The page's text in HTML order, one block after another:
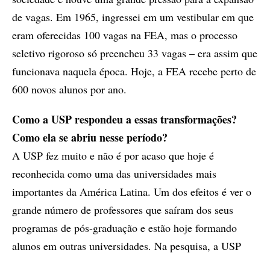
de vagas. Em 1965, ingressei em um vestibular em que
eram oferecidas 100 vagas na FEA, mas o processo
seletivo rigoroso só preencheu 33 vagas – era assim que
funcionava naquela época. Hoje, a FEA recebe perto de
600 novos alunos por ano.
Como a USP respondeu a essas transformações?
Como ela se abriu nesse período?
A USP fez muito e não é por acaso que hoje é
reconhecida como uma das universidades mais
importantes da América Latina. Um dos efeitos é ver o
grande número de professores que saíram dos seus
programas de pós-graduação e estão hoje formando
alunos em outras universidades. Na pesquisa, a USP